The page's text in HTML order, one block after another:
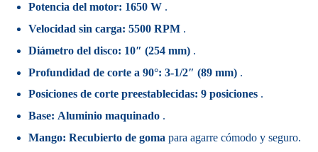
Potencia del motor: 1650 W .
Velocidad sin carga: 5500 RPM .
Diámetro del disco: 10″ (254 mm) .
Profundidad de corte a 90°: 3-1/2″ (89 mm) .
Posiciones de corte preestablecidas: 9 posiciones .
Base: Aluminio maquinado .
Mango: Recubierto de goma para agarre cómodo y seguro.